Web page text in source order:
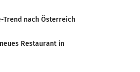
Trend nach Österreich
Restaurant in